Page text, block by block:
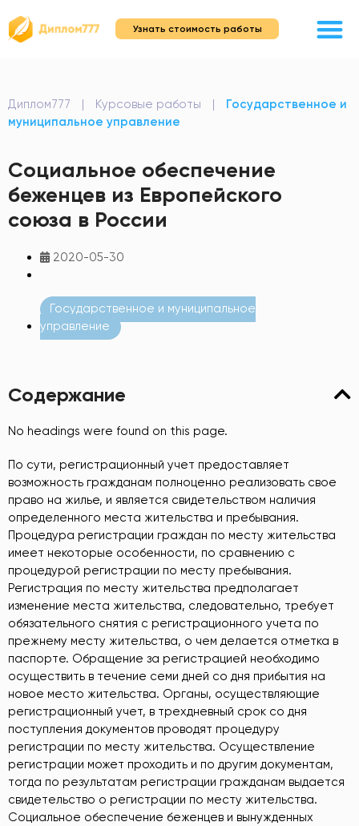
Узнать стоимость работы
Диплом777 | Курсовые работы |
Государственное и
муниципальное управление
Социальное обеспечение
беженцев из Европейского
союза в России
2020-05-30
Государственное и муниципальное
управление
Содержание
No headings were found on this page.
По сути, регистрационный учет предоставляет
возможность гражданам полноценно реализовать свое
право на жилье, и является свидетельством наличия
определенного места жительства и пребывания.
Процедура регистрации граждан по месту жительства
имеет некоторые особенности, по сравнению с
процедурой регистрации по месту пребывания.
Регистрация по месту жительства предполагает
изменение места жительства, следовательно, требует
обязательного снятия с регистрационного учета по
прежнему месту жительства, о чем делается отметка в
паспорте. Обращение за регистрацией необходимо
осуществить в течение семи дней со дня прибытия на
новое место жительства. Органы, осуществляющие
регистрационный учет, в трехдневный срок со дня
поступления документов проводят процедуру
регистрации по месту жительства. Осуществление
регистрации может проходить и по другим документам,
тогда по результатам регистрации гражданам выдается
свидетельство о регистрации по месту жительства.
Социальное обеспечение беженцев и вынужденных